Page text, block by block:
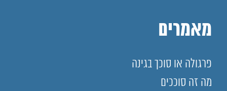
מאמרים
פרגולה או סוכך בגינה
מה זה סוככים